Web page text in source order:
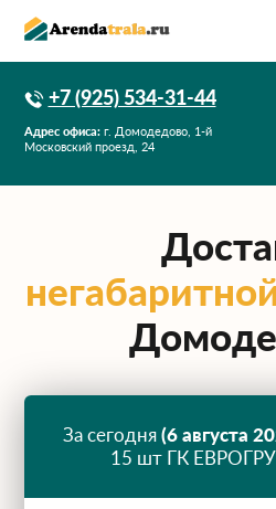
+7 (925) 534-31-44
Адрес офиса: г. Домодедово, 1-й
Московский проезд, 24
За сегодня(6 августа
15 шт ГК